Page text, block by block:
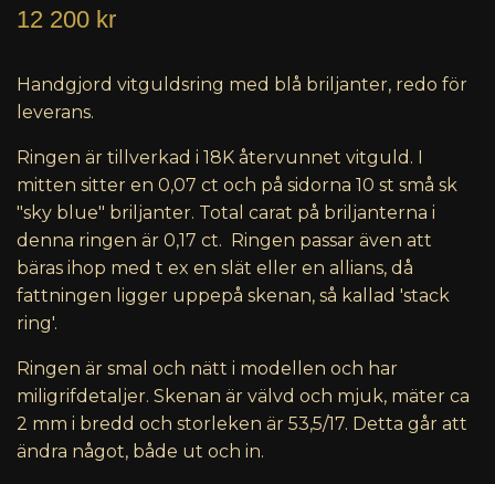
12 200 kr
Handgjord vitguldsring med blå briljanter, redo för
leverans.
Ringen är tillverkad i 18K återvunnet vitguld. I
mitten sitter en 0,07 ct och på sidorna 10 st små sk
"sky blue" briljanter. Total carat på briljanterna i
denna ringen är 0,17 ct. Ringen passar även att
bäras ihop med t ex en slät eller en allians, då
fattningen ligger uppepå skenan, så kallad 'stack
ring'.
Ringen är smal och nätt i modellen och har
miligrifdetaljer. Skenan är välvd och mjuk, mäter ca
2 mm i bredd och storleken är 53,5/17. Detta går att
ändra något, både ut och in.